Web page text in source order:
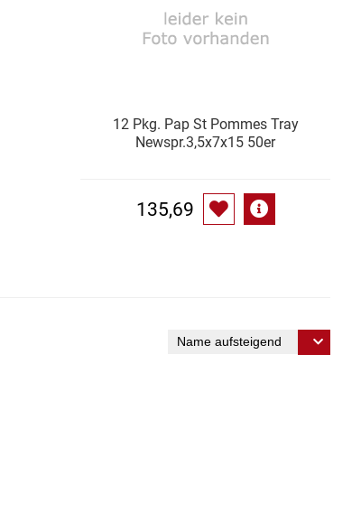
12 Pkg. Pap St Pommes Tray
Newspr.3,5x7x15 50er
135,69